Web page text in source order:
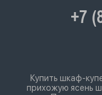
+7
Купить шкаф-
прихожую ясень